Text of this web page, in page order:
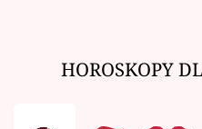
HOROSKOPY